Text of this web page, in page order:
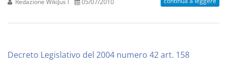
Decreto Legislativo del 2004 numero 42 art. 158